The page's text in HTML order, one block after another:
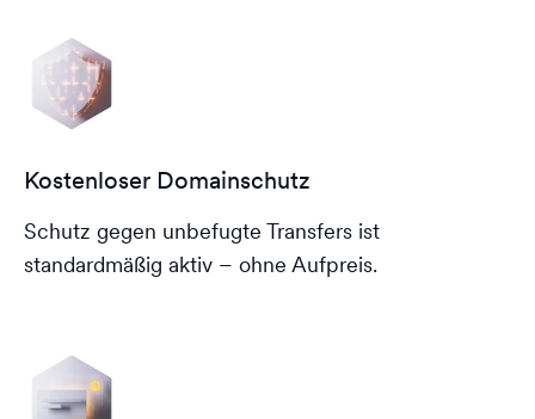
Kostenloser Domainschutz
Schutz gegen unbefugte Transfers ist
standardmäßig aktiv – ohne Aufpreis.